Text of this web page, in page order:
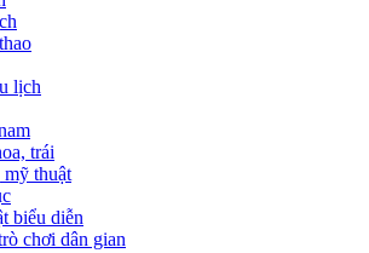
lịch
trái
thuật
biểu diễn
chơi dân gian